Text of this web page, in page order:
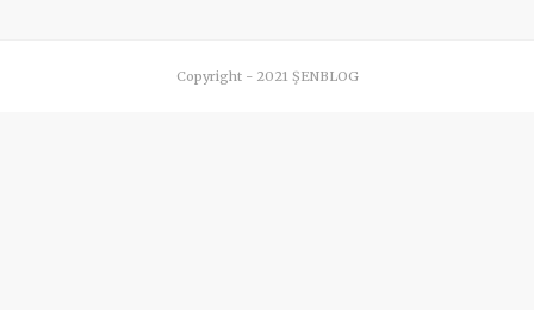
Copyright - 2021 ŞENBLOG